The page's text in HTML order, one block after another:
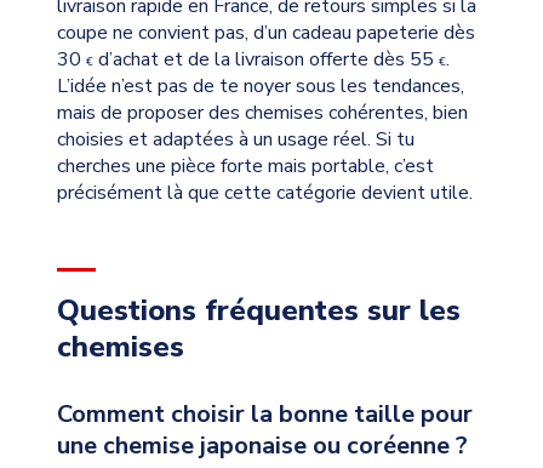
livraison rapide en France, de retours simples si la
coupe ne convient pas, d’un cadeau papeterie dès
30 €d’achat et de la livraison offerte dès 55 €.
L’idée n’est pas de te noyer sous les tendances,
mais de proposer des chemises cohérentes, bien
choisies et adaptées à un usage réel. Si tu
cherches une pièce forte mais portable, c’est
précisément là que cette catégorie devient utile.
Questions fréquentes sur les
chemises
Comment choisir la bonne taille pour
une chemise japonaise ou coréenne ?